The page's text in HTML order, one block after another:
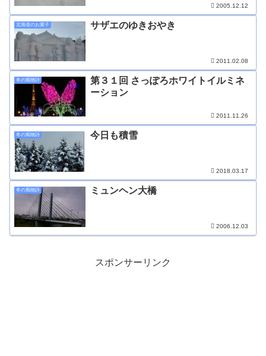
2005.12.12
北海道のお菓子 サザエのゆきおやき
2011.02.08
冬の風物詩
第３１回 さっぽろホワイトイルミネ
ーション
2011.11.26
冬の風物詩 今日も積雪
2018.03.17
冬の風物詩 ミュンヘン大橋
2006.12.03
スポンサーリンク